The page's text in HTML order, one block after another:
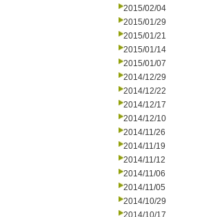
2015/02/04
2015/01/29
2015/01/21
2015/01/14
2015/01/07
2014/12/29
2014/12/22
2014/12/17
2014/12/10
2014/11/26
2014/11/19
2014/11/12
2014/11/06
2014/11/05
2014/10/29
2014/10/17